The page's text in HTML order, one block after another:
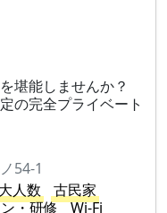
堪能しませんか？
の完全プライベート
54-1
大人数
古民家
・研修 Wi-Fi